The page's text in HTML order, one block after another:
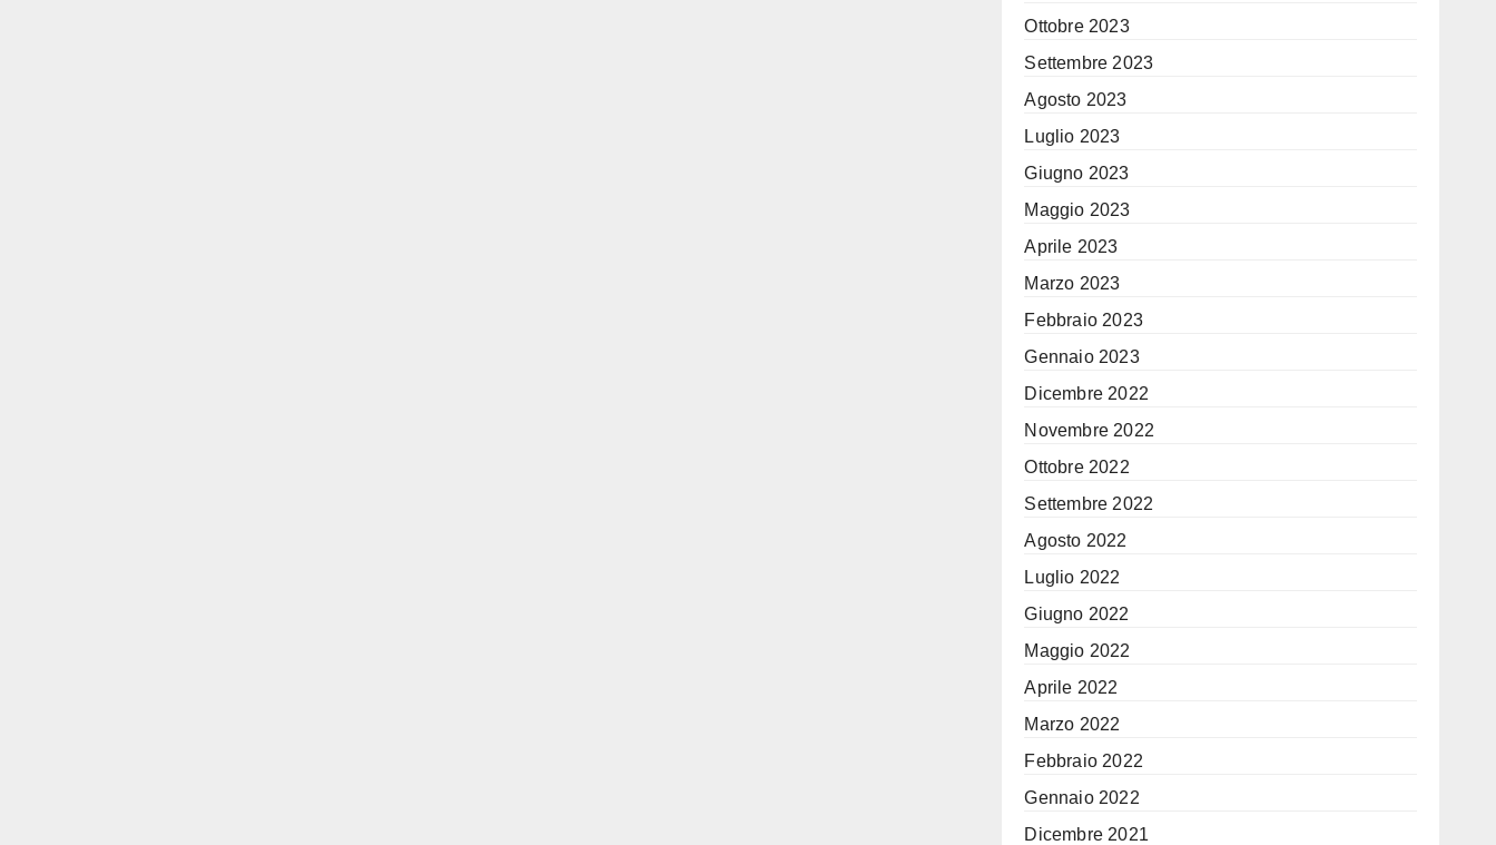
Ottobre 2023
Settembre 2023
Agosto 2023
Luglio 2023
Giugno 2023
Maggio 2023
Aprile 2023
Marzo 2023
Febbraio 2023
Gennaio 2023
Dicembre 2022
Novembre 2022
Ottobre 2022
Settembre 2022
Agosto 2022
Luglio 2022
Giugno 2022
Maggio 2022
Aprile 2022
Marzo 2022
Febbraio 2022
Gennaio 2022
Dicembre 2021